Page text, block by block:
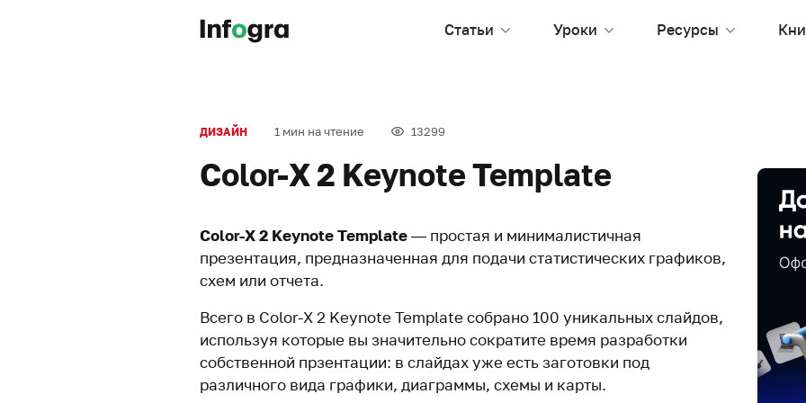
Статьи Уроки Ресурсы
ДИЗАЙН 1 мин на чтение 13299
Color-X 2 Keynote Template
Color-X 2 Keynote Template— простая и минималистичная
презентация, предназначенная для подачи статистических графиков,
схем или отчета.
Всего в Color-X 2 Keynote Template собрано 100 уникальных слайдов,
используя которые вы значительно сократите время разработки
собственной прзентации: в слайдах уже есть заготовки под
различного вида графики, диаграммы, схемы и карты.